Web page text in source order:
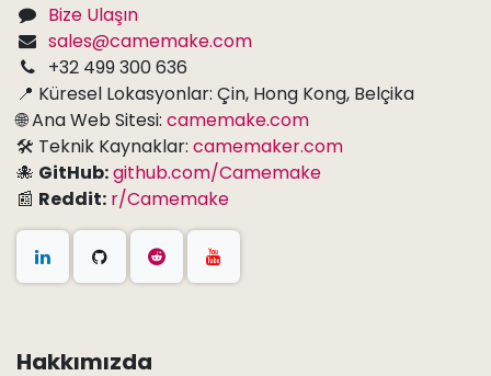
Bize Ulaşın
sales@camemake.com
+32 499 300 636
📍 Küresel Lokasyonlar: Çin, Hong Kong, Belçika
🌐 Ana Web Sitesi: camemake.com
🛠 Teknik Kaynaklar: camemaker.com
🐙 GitHub:github.com/Camemake
📰 Reddit: r/Camemake
Hakkımızda